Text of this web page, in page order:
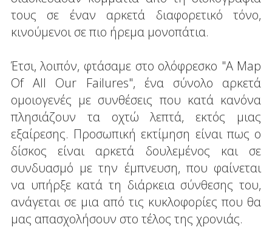
τους σε έναν αρκετά διαφορετικό τόνο,
κινούμενοι σε πιο ήρεμα μονοπάτια.
Έτσι, λοιπόν, φτάσαμε στο ολόφρεσκο "A Map
Of All Our Failures", ένα σύνολο αρκετά
ομοιογενές με συνθέσεις που κατά κανόνα
πλησιάζουν τα οχτώ λεπτά, εκτός μιας
εξαίρεσης. Προσωπική εκτίμηση είναι πως ο
δίσκος είναι αρκετά δουλεμένος και σε
συνδυασμό με την έμπνευση, που φαίνεται
να υπήρξε κατά τη διάρκεια σύνθεσης του,
ανάγεται σε μια από τις κυκλοφορίες που θα
μας απασχολήσουν στο τέλος της χρονιάς.